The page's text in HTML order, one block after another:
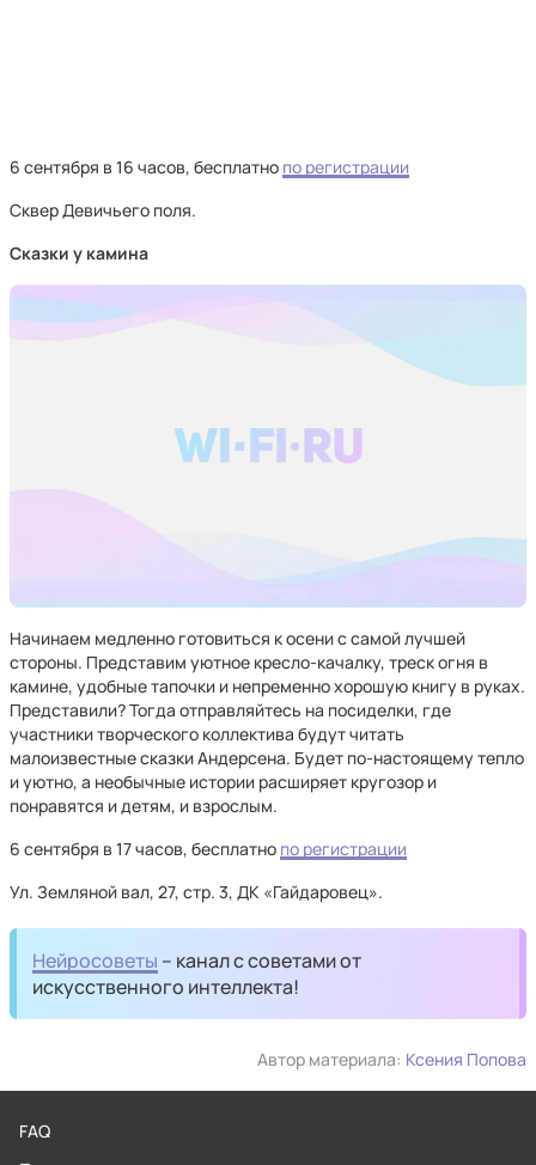
6 сентября в 16 часов, бесплатно по регистрации
Сквер Девичьего поля.
Сказки у камина
Начинаем медленно готовиться к осени с самой лучшей
стороны. Представим уютное кресло-качалку, треск огня в
камине, удобные тапочки и непременно хорошую книгу в руках.
Представили? Тогда отправляйтесь на посиделки, где
участники творческого коллектива будут читать
малоизвестные сказки Андерсена. Будет по-настоящему тепло
и уютно, а необычные истории расширяет кругозор и
понравятся и детям, и взрослым.
6 сентября в 17 часов, бесплатно по регистрации
Ул. Земляной вал, 27, стр. 3, ДК «Гайдаровец».
Нейросоветы – канал с советами от
искусственного интеллекта!
Автор материала: Ксения Попова
FAQ